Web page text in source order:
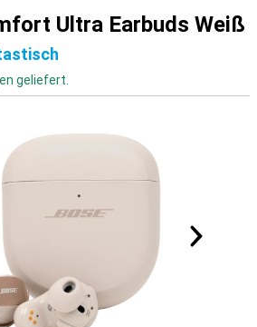
Ultra Earbuds Weiß
geliefert.